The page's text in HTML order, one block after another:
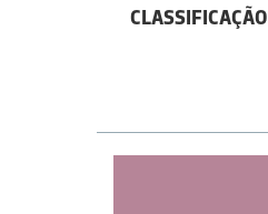
CLASSIFICAÇÃO